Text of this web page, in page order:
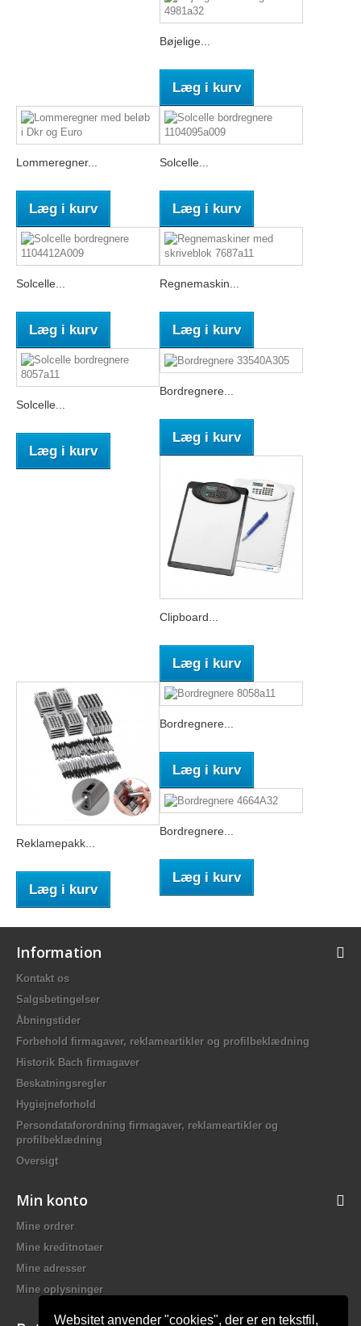
Websitet anvender "cookies", der er en tekstfil,
Bøjelige...
Læg i kurv
Lommeregner...
Læg i kurv
Solcelle...
Læg i kurv
Solcelle...
Læg i kurv
Regnemaskin...
Læg i kurv
Solcelle...
Læg i kurv
Bordregnere...
Læg i kurv
Clipboard...
Læg i kurv
Reklamepakk...
Læg i kurv
Bordregnere...
Læg i kurv
Bordregnere...
Læg i kurv
Information
Kontakt os
Salgsbetingelser
Åbningstider
Forbehold firmagaver, reklameartikler og profilbeklædning
Historik Bach firmagaver
Beskatningsregler
Hygiejneforhold
Persondataforordning firmagaver, reklameartikler og
profilbeklædning
Oversigt
Min konto
Mine ordrer
Mine kreditnotaer
Mine adresser
Mine oplysninger